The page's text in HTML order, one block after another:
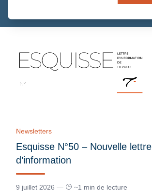
Newsletters
Esquisse N°50 – Nouvelle lettre
d’information
9 juillet 2026 — ~1 min de lecture
N°